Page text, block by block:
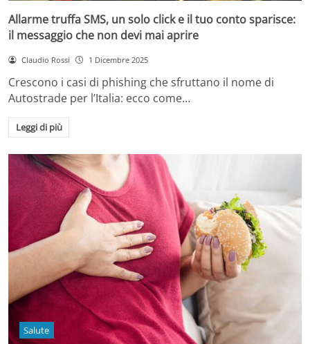
Allarme truffa SMS, un solo click e il tuo conto sparisce:
il messaggio che non devi mai aprire
Claudio Rossi 1 Dicembre 2025
Crescono i casi di phishing che sfruttano il nome di
Autostrade per l’Italia: ecco come…
Leggi di più
Salute